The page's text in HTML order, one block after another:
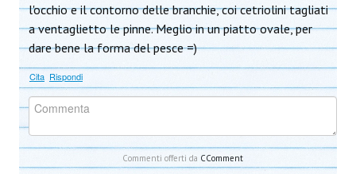
l'occhio e il contorno delle branchie, coi cetriolini tagliati
a ventaglietto le pinne. Meglio in un piatto ovale, per
dare bene la forma del pesce =)
Cita Rispondi
Commenti offerti da CComment